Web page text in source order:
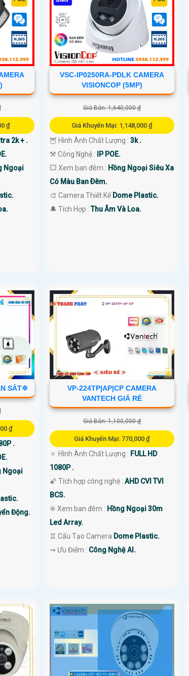
₫
2k + .
Ngoại
VSC-IP0250RA-PDLK CAMERA
VISIONCOP (5MP)
Giá Bán: 1,640,000 ₫
Giá Khuyến Mại: 1,148,000 ₫
🦉 Hình Ành Chất Lượng : 3k .
⚒ Công Nghệ :
IP POE.
💥 Xem ban đêm : Hồng Ngoại Siêu Xa
Có Màu Ban Ðêm.
🎨 Camera Thiết Kế Dome Plastic.
️🔔 Tích Hợp :Thu Âm Và Loa.
SÁT✲
₫
.
Ngoại
Động.
VP-224TP|AP|CP CAMERA
VANTECH GIÁ RẺ
Giá Bán: 1,100,000 ₫
Giá Khuyến Mại: 770,000 ₫
🔅 Hình Ành Chất Lượng : FULL HD
1080P .
🌠 Tích hợp công nghệ : AHD CVI TVI
BCS.
❈ Xem ban đêm : Hồng Ngoại 30m
Led Array.
♊ Cấu Tạo Camera Dome Plastic.
️⇝ Ưu Điểm : Công Nghệ AI.